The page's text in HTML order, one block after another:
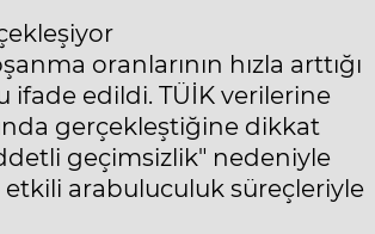
oranlarının hızla arttığı
edildi. TÜİK verilerine
gerçekleştiğine dikkat
geçimsizlik" nedeniyle
etkili arabuluculuk süreçleriyle